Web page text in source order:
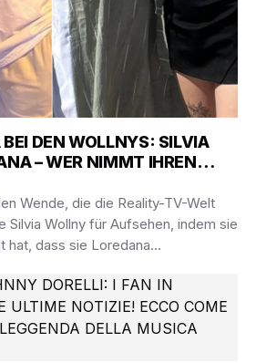
DEN WOLLNYS: SILVIA
– WER NIMMT IHREN
Wende, die die Reality-TV-Welt
Silvia Wollny für Aufsehen, indem sie
hat, dass sie Loredana…